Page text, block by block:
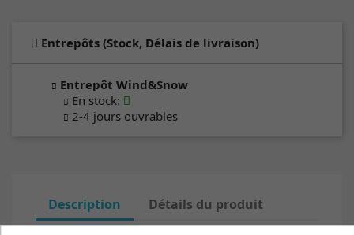
Entrepôts (Stock, Délais de livraison)
Entrepôt Wind&Snow
En stock:
2-4 jours ouvrables
Description Détails du produit